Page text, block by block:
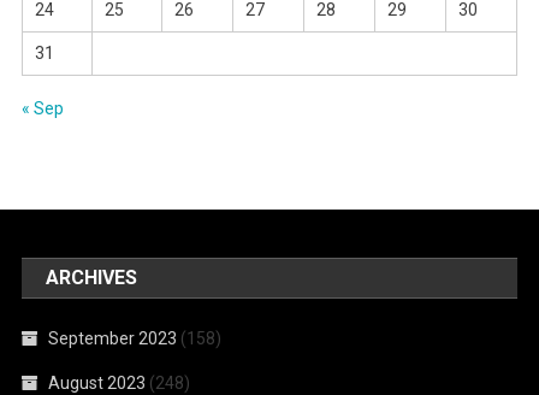
24 25 26 27 28 29 30
31
« Sep
ARCHIVES
September 2023 (158)
August 2023 (248)